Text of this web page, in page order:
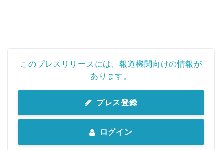
このプレスリリースには、報道機関向けの情報が
あります。
プレス登録
ログイン